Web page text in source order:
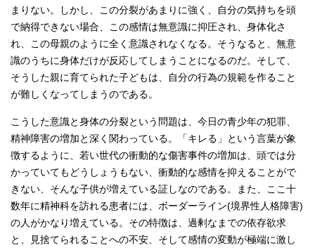
まりない。しかし、この分裂があまりに強く、自分の気持ちを頭
で納得できない場合、この感情は無意識に抑圧され、身体化さ
れ、この母親のように全く意識されなくなる。そうなると、無意
識のうちに身体だけが反応してしまうことになるのだ。そして、
そうした親に育てられた子どもは、自分の行為の規範を作ること
が難しくなってしまうのである。
こうした意識と身体の分裂という問題は、今日の青少年の犯罪、
精神障害の増加と深く関わっている。「キレる」という言葉が象
徴するように、若い世代の衝動的な傷害事件の増加は、頭では分
かっていてもどうしょうもない、衝動的な感情を抑えることがで
きない、そんな子供が増えている証しなのである。また、ここ十
数年に精神科を訪れる患者には、ボーダーライン(境界性人格障害)
の人がかなり増えている。その特徴は、過剰なまでの依存欲求
と、見捨てられることへの不安、そして感情の変動が極端に激し